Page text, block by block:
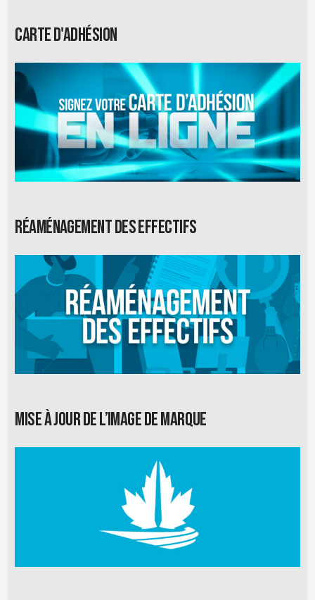
Carte d'adhésion
Réaménagement des effectifs
Mise à jour de l’image de marque